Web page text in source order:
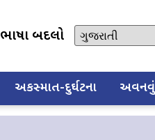
ભાષા બદલો
અકસ્માત-દુર્ઘટના અવનવું